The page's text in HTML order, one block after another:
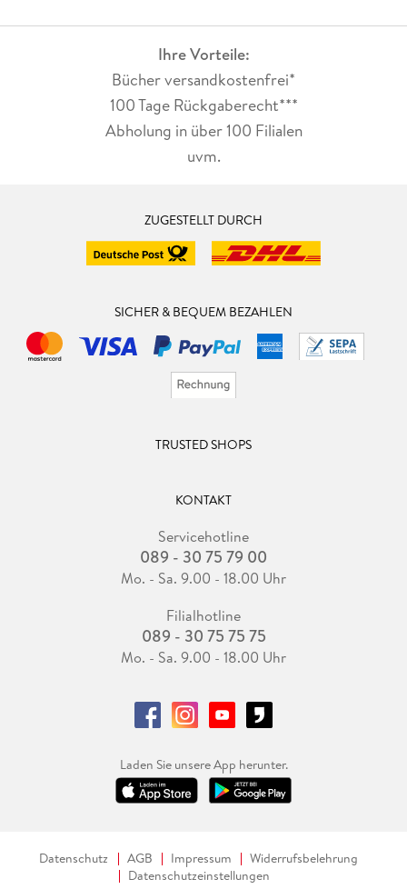
Ihre Vorteile:
Bücher versandkostenfrei*
100 Tage Rückgaberecht***
Abholung in über 100 Filialen
uvm.
ZUGESTELLT DURCH
SICHER & BEQUEM BEZAHLEN
TRUSTED SHOPS
KONTAKT
Servicehotline
089 - 30 75 79 00
Mo. - Sa. 9.00 - 18.00 Uhr
Filialhotline
089 - 30 75 75 75
Mo. - Sa. 9.00 - 18.00 Uhr
Laden Sie unsere App herunter.
Datenschutz AGB Impressum
Widerrufsbelehrung
Datenschutzeinstellungen